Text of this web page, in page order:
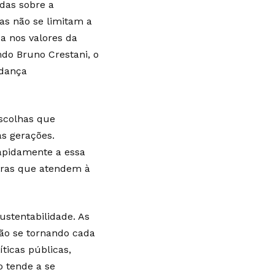
sobre a
não se limitam a
nos valores da
Bruno Crestani, o
que
gerações.
a essa
que atendem à
As
se tornando cada
públicas,
tende a se